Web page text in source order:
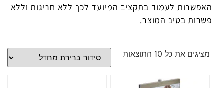
האפשרות לעמוד בתקציב המיועד לכך ללא חריגות וללא
פשרות בטיב המוצר.
מציגים את כל ⁦10⁩ התוצאות